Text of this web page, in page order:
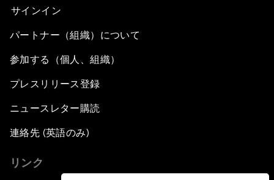
サインイン
パートナー（組織）について
参加する（個人、組織）
プレスリリース登録
ニュースレター購読
連絡先 (英語のみ)
リンク